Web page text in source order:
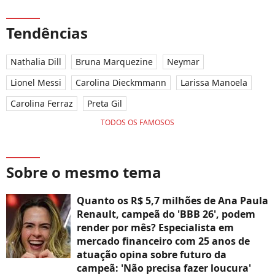
Tendências
Nathalia Dill Bruna Marquezine
Neymar
Lionel Messi
Carolina Dieckmmann
Larissa Manoela
Carolina Ferraz
Preta Gil
TODOS OS FAMOSOS
Sobre o mesmo tema
Quanto os R$ 5,7 milhões de Ana Paula
Renault, campeã do 'BBB 26', podem
render por mês? Especialista em
mercado financeiro com 25 anos de
atuação opina sobre futuro da
campeã: 'Não precisa fazer loucura'